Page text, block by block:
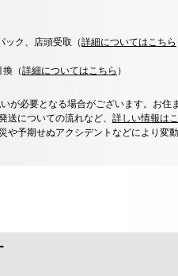
ック、店頭受取（詳細についてはこちら
（詳細についてはこちら ）
が必要となる場合がございます。お住
送についての流れなど、 詳しい情報は
予期せぬアクシデントなどにより変